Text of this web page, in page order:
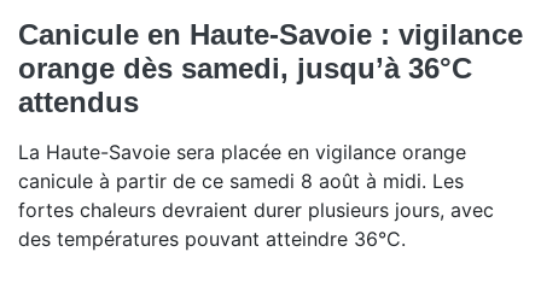
Canicule en Haute-Savoie : vigilance
orange dès samedi, jusqu’à 36°C
attendus
La Haute-Savoie sera placée en vigilance orange
canicule à partir de ce samedi 8 août à midi. Les
fortes chaleurs devraient durer plusieurs jours, avec
des températures pouvant atteindre 36°C.